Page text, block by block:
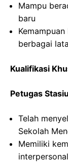
Mampu
baru
berbagai
Kualifikasi
Petugas
Telah
Sekolah
Memiliki